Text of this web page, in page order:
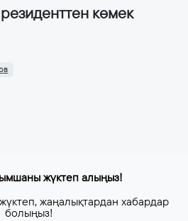
көмек
жүктеп алыңыз!
жаңалықтардан хабардар
болыңыз!